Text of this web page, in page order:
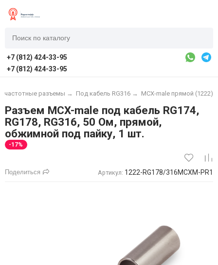
+7 (812) 424-33-95
+7 (812) 424-33-95
разъемы → Под кабель RG316 → MCX-male прямой (1222)
Разъем MCX-male под кабель RG174,
RG178, RG316, 50 Ом, прямой,
обжимной под пайку, 1 шт.
-17%
Поделиться Артикул: 1222-RG178/316MCXM-PR1